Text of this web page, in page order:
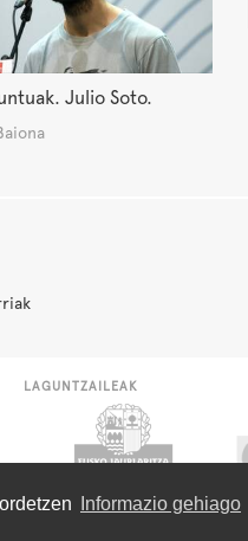
Informazio gehiago
Julio Soto.
LAGUNTZAILEAK